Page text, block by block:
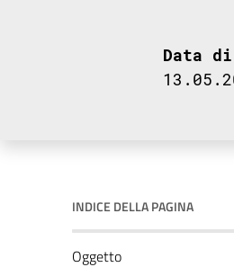
Data
INDICE DELLA PAGINA
Oggetto